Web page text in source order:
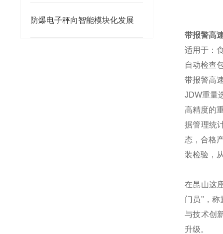
防爆电子秤向智能模块化发展
带报警高
适用于：
自动检查
带报警高
JDW重量
高精度的
据管理统
态，合格
装检验，
在昆山这
门员"，称
与技术创
升级。